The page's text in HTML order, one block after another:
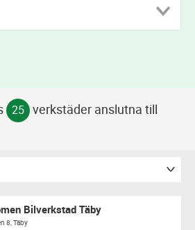
25 verkstäder anslutna till
Bilverkstad Täby
8,Täby